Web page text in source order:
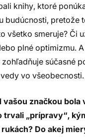
knihy, ktoré
budúcnosti, pretože
všetko smeruje? Či
plné optimizmu.
súčasné
vo všeobecnosti.
vašou značkou bola
trvali „prípravy“,
Do akej